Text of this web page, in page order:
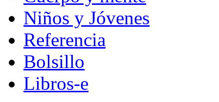
Niños y Jóvenes
Referencia
Bolsillo
Libros-e